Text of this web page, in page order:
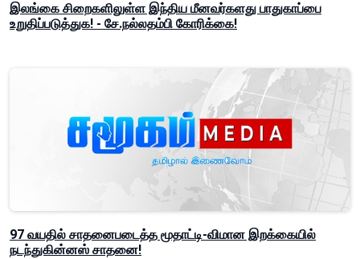
இலங்கை சிறைகளிலுள்ள இந்திய மீனவர்களது பாதுகாப்பை
உறுதிப்படுத்துக! - சே.நல்லதம்பி கோரிக்கை!
97 வயதில் சாதனைபடைத்த மூதாட்டி-விமான இறக்கையில்
நடந்துகின்னஸ் சாதனை!